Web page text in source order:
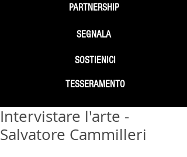
SEGNALA
SOSTIENICI
PARTNERSHIP
TESSERAMENTO
Intervistare l'arte -
Salvatore Cammilleri